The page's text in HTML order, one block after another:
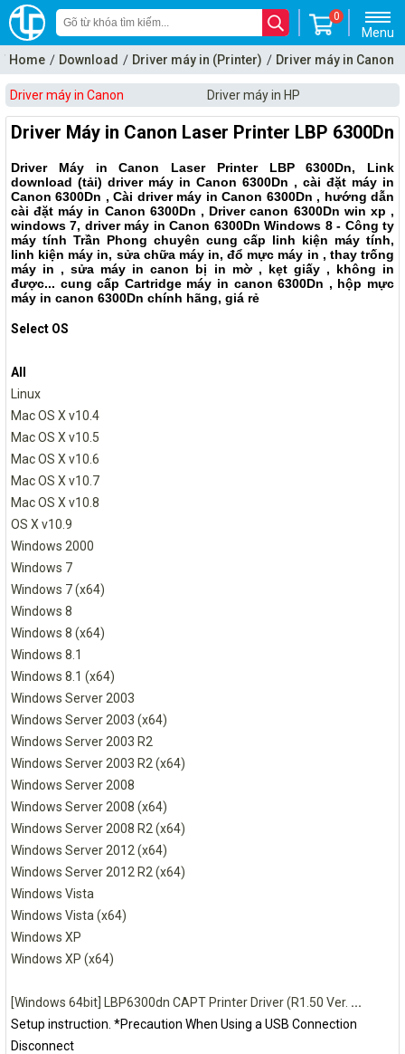
Menu
0
Home Download Driver máy in (Printer) Driver máy in Canon
Driver máy in Canon Driver máy in HP
Driver Máy in Canon Laser Printer LBP 6300Dn
Driver Máy in Canon Laser Printer LBP 6300Dn, Link
download (tải) driver máy in Canon 6300Dn , cài đặt máy in
Canon 6300Dn , Cài driver máy in Canon 6300Dn , hướng dẫn
cài đặt máy in Canon 6300Dn , Driver canon 6300Dn win xp ,
windows 7, driver máy in Canon 6300Dn Windows 8 - Công ty
máy tính Trần Phong chuyên cung cấp linh kiện máy tính,
linh kiện máy in, sửa chữa máy in, đổ mực máy in , thay trống
máy in , sửa máy in canon bị in mờ , kẹt giấy , không in
được... cung cấp Cartridge máy in canon 6300Dn , hộp mực
máy in canon 6300Dn chính hãng, giá rẻ
Select OS
All
Linux
Mac OS X v10.4
Mac OS X v10.5
Mac OS X v10.6
Mac OS X v10.7
Mac OS X v10.8
OS X v10.9
Windows 2000
Windows 7
Windows 7 (x64)
Windows 8
Windows 8 (x64)
Windows 8.1
Windows 8.1 (x64)
Windows Server 2003
Windows Server 2003 (x64)
Windows Server 2003 R2
Windows Server 2003 R2 (x64)
Windows Server 2008
Windows Server 2008 (x64)
Windows Server 2008 R2 (x64)
Windows Server 2012 (x64)
Windows Server 2012 R2 (x64)
Windows Vista
Windows Vista (x64)
Windows XP
Windows XP (x64)
[Windows 64bit] LBP6300dn CAPT Printer Driver (R1.50 Ver. ...
Setup instruction. *Precaution When Using a USB Connection
Disconnect